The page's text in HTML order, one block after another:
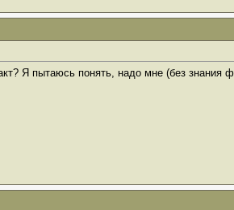
Я пытаюсь понять, надо мне (без знания